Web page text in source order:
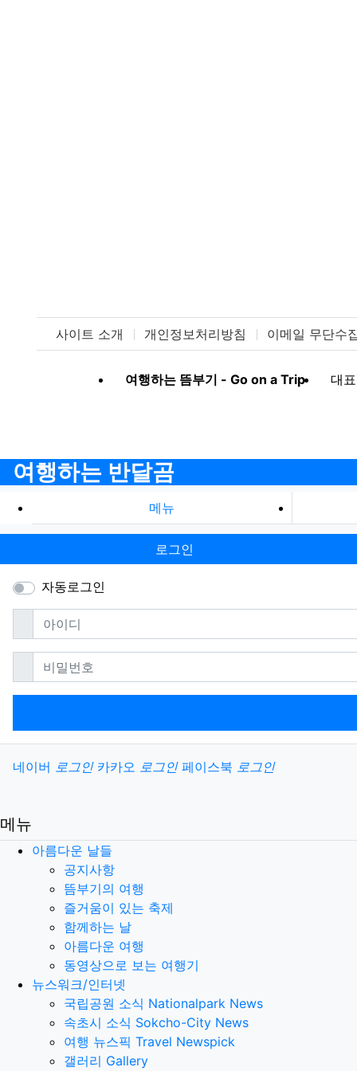
사이트 소개 개인정보처리방침 이메일 무단수
여행하는 뜸부기 - Go on a Trip 대
여행하는 반달곰
메뉴
로그인
자동로그인
아이디필수
비밀번호필수
소셜계정으로 로그인
네이버 로그인 카카오 로그인 페이스북 로그인
메뉴
아름다운 날들
공지사항
뜸부기의 여행
즐거움이 있는 축제
함께하는 날
아름다운 여행
동영상으로 보는 여행기
뉴스워크/인터넷
국립공원 소식 Nationalpark News
속초시 소식 Sokcho-City News
여행 뉴스픽 Travel Newspick
갤러리 Gallery